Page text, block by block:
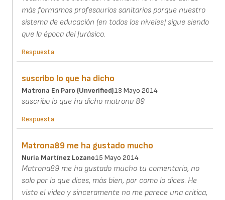
más formamos profesaurios sanitarios porque nuestro
sistema de educación (en todos los niveles) sigue siendo
que la época del Jurásico.
Respuesta
suscribo lo que ha dicho
Matrona En Paro (unverified)13 Mayo 2014
suscribo lo que ha dicho matrona 89
Respuesta
Matrona89 me ha gustado mucho
Nuria Martínez Lozano15 Mayo 2014
Matrona89 me ha gustado mucho tu comentario, no
solo por lo que dices, más bien, por como lo dices. He
visto el video y sinceramente no me parece una critica,